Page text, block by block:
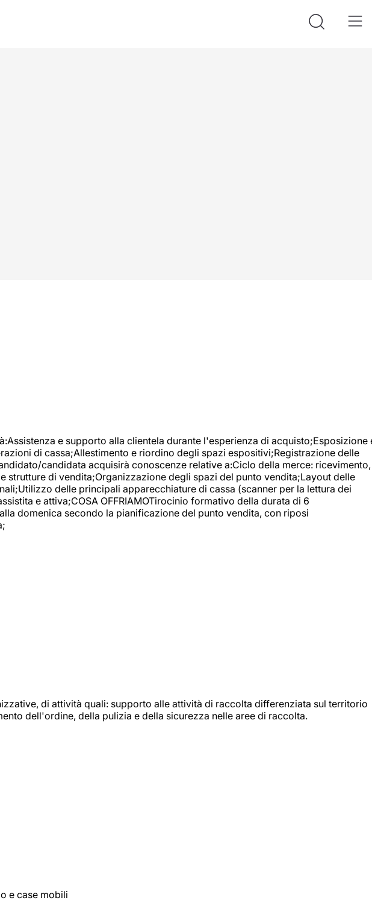
e supporto alla clientela durante l'esperienza di acquisto;Esposizione
di cassa;Allestimento e riordino degli spazi espositivi;Registrazione delle
candidata acquisirà conoscenze relative a:Ciclo della merce: ricevimento,
di vendita;Organizzazione degli spazi del punto vendita;Layout delle
delle principali apparecchiature di cassa (scanner per la lettura dei
e attiva;COSA OFFRIAMOTirocinio formativo della durata di 6
domenica secondo la pianificazione del punto vendita, con riposi
di attività quali: supporto alle attività di raccolta differenziata sul territorio
dell'ordine, della pulizia e della sicurezza nelle aree di raccolta.
e case mobili